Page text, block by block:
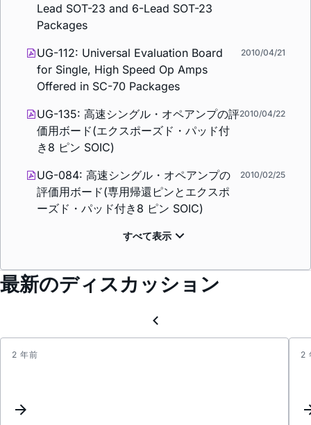
Lead SOT-23 and 6-Lead SOT-23
Packages
UG-112: Universal Evaluation Board
for Single, High Speed Op Amps
Offered in SC-70 Packages
2010/04/21
UG-135: 高速シングル・オペアンプの評
価用ボード(エクスポーズド・パッド付
き8 ピン SOIC)
2010/04/22
UG-084: 高速シングル・オペアンプの
評価用ボード(専用帰還ピンとエクスポ
ーズド・パッド付き8 ピン SOIC)
2010/02/25
最新のディスカッション
2 年前 2